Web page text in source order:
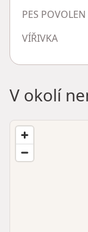
PES POVOLEN
VÍŘIVKA
V okolí